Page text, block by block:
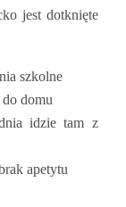
jest dotknięte
szkolne
domu
idzie tam z
apetytu